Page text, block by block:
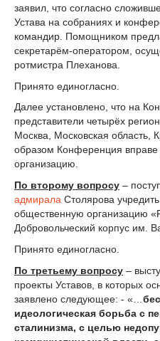
заявил, что согласно
Устава на собраниях и
командир. Помощником
секретарём-оператором,
ротмистра Плеханова.
Принято единогласно.
Далее установлено, что на
представители четырёх
Москва, Московская область,
образом Конференция
организацию.
По второму вопросу –
адмирала Столярова
общественную организацию
Добровольческий корпус им.
Принято единогласно.
По третьему вопросу –
проекты Уставов, в которых
заявлено следующее: - «…
идеологическая борьба с
сталинизма, с целью